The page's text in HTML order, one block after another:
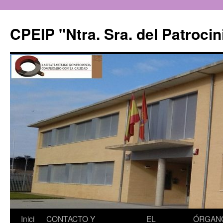
CPEIP "Ntra. Sra. del
Saltar
Inici
CONTACTO Y
EL